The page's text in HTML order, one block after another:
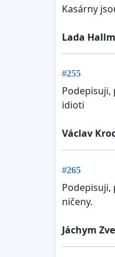
Kasárny
Lada
#255
Podepisuji,
idioti
Václav
#265
Podepisuji,
ničeny.
Jáchym